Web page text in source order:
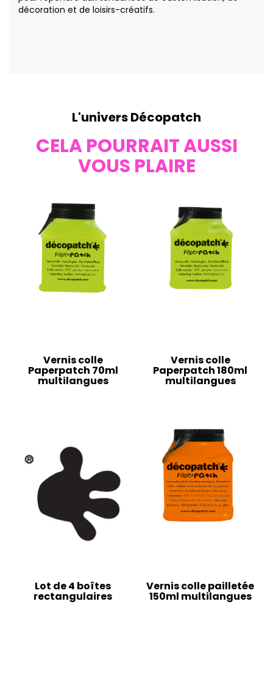
décoration et de loisirs-créatifs.
L'univers Décopatch
CELA POURRAIT AUSSI
VOUS PLAIRE
Vernis colle
Paperpatch 70ml
multilangues
Vernis colle
Paperpatch 180ml
multilangues
Lot de 4 boîtes
rectangulaires
Vernis colle pailletée
150ml multilangues